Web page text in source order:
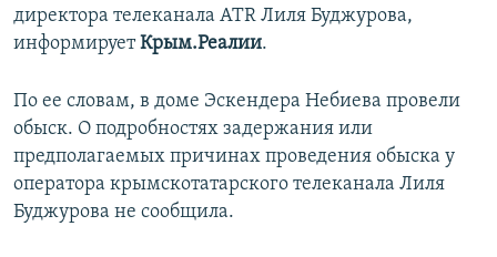
СОВЕТЫ ПРАВОЗАЩИТНИКОВ
ПОБЕДИТЕЛЕЙ НЕ СУДЯТ?
КРЫМ.НЕПОКОРЕННЫЙ
ELIFBE
УКРАИНСКАЯ ПРОБЛЕМА КРЫМА
Qırımtatar
ПРИСОЕДИНЯЙТЕСЬ!
директора телеканала ATR Лиля Буджурова,
информируетКрым.Реалии.
По ее словам, в доме Эскендера Небиева провели
обыск. О подробностях задержания или
предполагаемых причинах проведения обыска у
оператора крымскотатарского телеканала Лиля
Буджурова не сообщила.